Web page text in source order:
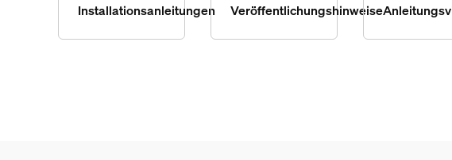
Installationsanleitungen Veröffentlichungshinweise